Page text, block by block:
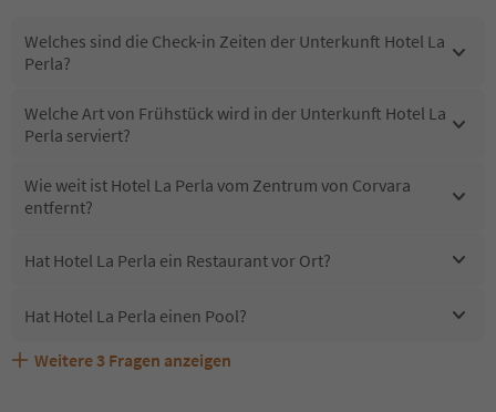
Welches sind die Check-in Zeiten der Unterkunft Hotel La
Perla?
Welche Art von Frühstück wird in der Unterkunft Hotel La
Perla serviert?
Wie weit ist Hotel La Perla vom Zentrum von Corvara
entfernt?
Hat Hotel La Perla ein Restaurant vor Ort?
Hat Hotel La Perla einen Pool?
Sind Haustiere in der Unterkunft Hotel La Perla erlaubt?
Welche Services bietet Hotel La Perla?
Erhalten die Gäste von Hotel La Perla einen Südtirol
Weitere 3 Fragen anzeigen